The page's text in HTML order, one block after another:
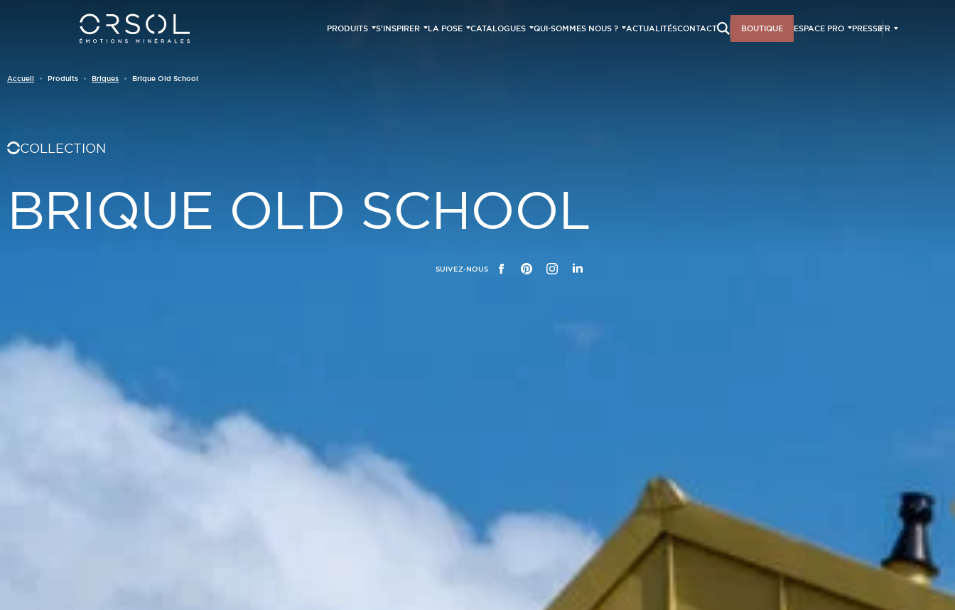
PRODUITS S’INSPIRER LA POSE CATALOGUES QUI-SOMMES NOUS ? ACTUALITÉSCONTACT BOUTIQUE ESPACE PRO PRESSEFR
Accueil Produits Briques Brique Old School
COLLECTION
BRIQUE OLD SCHOOL
SUIVEZ-NOUS
FACEBOOKPINTERESTINSTAGRAM
LINKEDIN